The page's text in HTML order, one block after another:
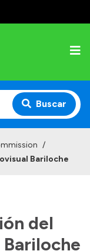
Buscar
/
Bariloche
del